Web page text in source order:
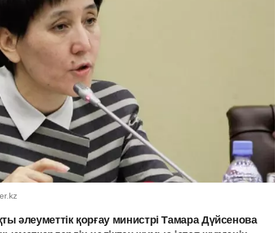
әлеуметтік қорғау министрі Тамара Дүйсенова